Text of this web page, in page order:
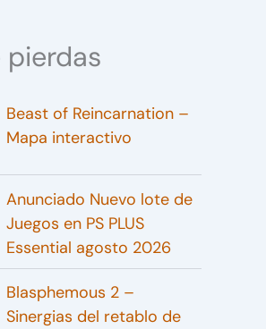
pierdas
Beast of Reincarnation –
Mapa interactivo
Anunciado Nuevo lote de
Juegos en PS PLUS
Essential agosto 2026
Blasphemous 2 –
Sinergias del retablo de